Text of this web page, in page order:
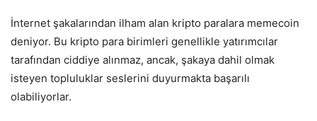
İnternet şakalarından ilham alan kripto paralara memecoin
deniyor. Bu kripto para birimleri genellikle yatırımcılar
tarafından ciddiye alınmaz, ancak, şakaya dahil olmak
isteyen topluluklar seslerini duyurmakta başarılı
olabiliyorlar.